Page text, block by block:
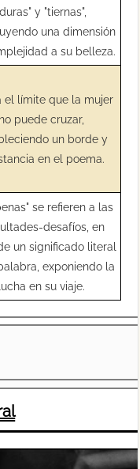
y "tiernas",
una dimensión
a su belleza.
el límite que la mujer
no puede cruzar,
un borde y
en el poema.
se refieren a las
desafíos, en
un significado literal
exponiendo la
en su viaje.